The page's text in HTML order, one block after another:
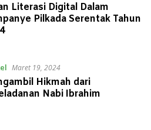
Literasi Digital Dalam
Pilkada Serentak Tahun
Maret 19, 2024
Hikmah dari
Nabi Ibrahim